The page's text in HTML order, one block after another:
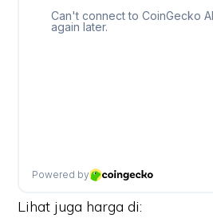
Lihat juga harga di: